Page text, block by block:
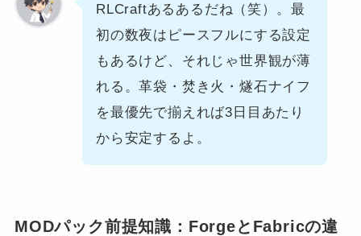
RLCraftあるあるだね（笑）。最
初の数夜はピースフルにする設定
もあるけど、それじゃ世界観が薄
れる。革袋・焚き火・燧石ナイフ
を最優先で揃えれば3日目あたり
から安定するよ。
MODパック前提知識：ForgeとFabricの違